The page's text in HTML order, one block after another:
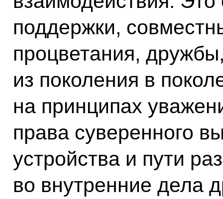
поддержки,
процветания,
из поколения в
на принципах
права суверенного
устройства и пути
во внутренние дела